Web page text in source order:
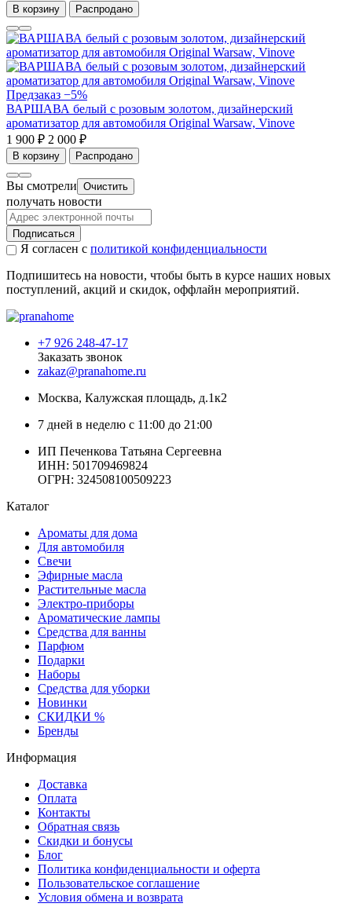
В корзину Распродано
Предзаказ −5%
ВАРШАВА белый с розовым золотом, дизайнерский
ароматизатор для автомобиля Original Warsaw, Vinove
1 900 ₽ 2 000 ₽
В корзину Распродано
Вы смотрели Очистить
получать новости
Подписаться
Я согласен с политикой конфиденциальности
Подпишитесь на новости, чтобы быть в курсе наших новых
поступлений, акций и скидок, оффлайн мероприятий.
+7 926 248-47-17
Заказать звонок
zakaz@pranahome.ru
Москва, Калужская площадь, д.1к2
7 дней в неделю с 11:00 до 21:00
ИП Печенкова Татьяна Сергеевна
ИНН: 501709469824
ОГРН: 324508100509223
Каталог
Ароматы для дома
Для автомобиля
Свечи
Эфирные масла
Растительные масла
Электро-приборы
Ароматические лампы
Средства для ванны
Парфюм
Подарки
Наборы
Средства для уборки
Новинки
СКИДКИ %
Бренды
Информация
Доставка
Оплата
Контакты
Обратная связь
Скидки и бонусы
Блог
Политика конфиденциальности и оферта
Пользовательское соглашение
Условия обмена и возврата